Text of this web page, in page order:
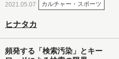
2021.05.07 カルチャー・スポーツ
ヒナタカ
頻発する「検索汚染」とキー